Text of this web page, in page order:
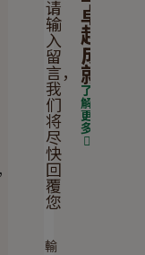
请
输
入
留
言，
我
们
将
尽
快
回
覆
您
輸
卓
越
成
就
了
解
更
多